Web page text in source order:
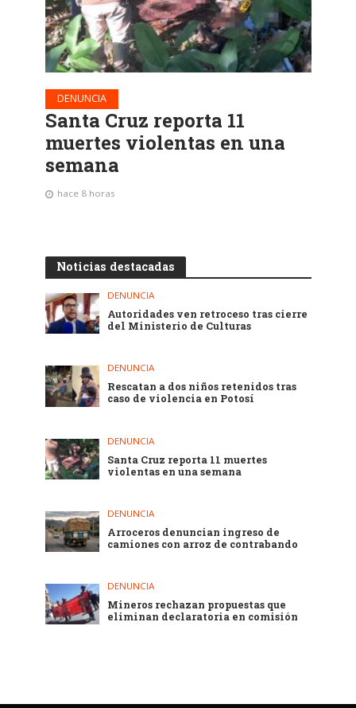
DENUNCIA
Santa Cruz reporta 11
muertes violentas en una
semana
hace 8 horas
Noticias destacadas
DENUNCIA
Autoridades ven retroceso tras cierre
del Ministerio de Culturas
DENUNCIA
Rescatan a dos niños retenidos tras
caso de violencia en Potosí
DENUNCIA
Santa Cruz reporta 11 muertes
violentas en una semana
DENUNCIA
Arroceros denuncian ingreso de
camiones con arroz de contrabando
DENUNCIA
Mineros rechazan propuestas que
eliminan declaratoria en comisión